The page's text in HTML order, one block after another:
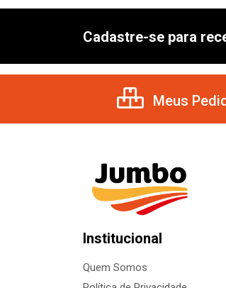
Cadastre-se para
Meus
Institucional
Quem Somos